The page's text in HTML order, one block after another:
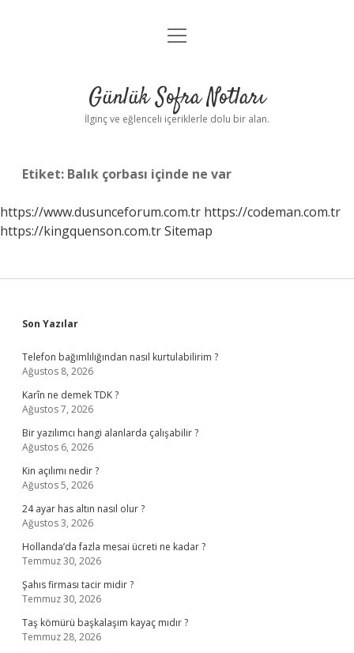
Anasayfa
Yasal Uyarı
menüyü
Günlük Sofra Notları
İlginç ve eğlenceli içeriklerle dolu bir alan.
Etiket: Balık çorbası içinde ne var
https://www.dusunceforum.com.tr https://codeman.com.tr
https://kingquenson.com.trSitemap
Sidebar
Son Yazılar
Telefon bağımlılığından nasıl kurtulabilirim ?
Ağustos 8, 2026
Karîn ne demek TDK ?
Ağustos 7, 2026
Bir yazılımcı hangi alanlarda çalışabilir ?
Ağustos 6, 2026
Kin açılımı nedir ?
Ağustos 5, 2026
24 ayar has altın nasıl olur ?
Ağustos 3, 2026
Hollanda’da fazla mesai ücreti ne kadar ?
Temmuz 30, 2026
Şahıs firması tacir midir ?
Temmuz 30, 2026
Taş kömürü başkalaşım kayaç mıdır ?
Temmuz 28, 2026